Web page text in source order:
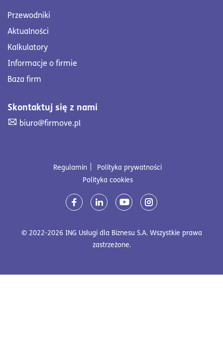
Przewodniki
Aktualności
Kalkulatory
Informacje o firmie
Baza firm
Skontaktuj się z nami
Skontaktuj się z nami. Wyślij mail na adres
biuro@firmove.pl
© 2022-2026 ING Usługi dla Biznesu S.A. Wszystkie prawa
zastrzeżone.
Regulamin
Polityka prywatności
Polityka cookies
Media społecznościowe